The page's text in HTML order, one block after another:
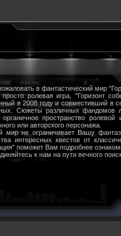
в фантастический мир
ролевая игра, "Горизонт
в 2008 году и совместивший в
Сюжеты различных фандомов
органичное пространство
или авторского персонажа.
мир не ограничивает Вашу
интересных квестов от
поможет Вам подробнее
к нам на пути вечного